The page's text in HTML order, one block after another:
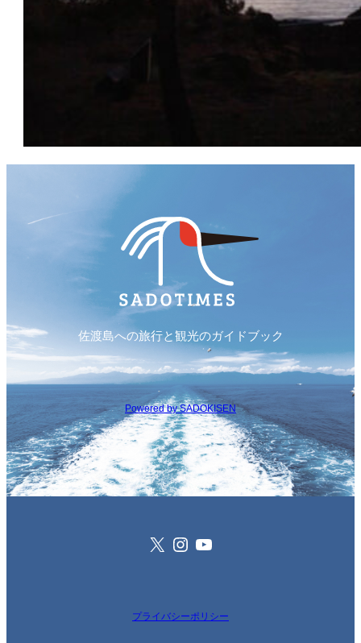
佐渡島への旅行と観光のガイドブック
Powered by SADOKISEN
X Instagram
YouTube
プライバシーポリシー